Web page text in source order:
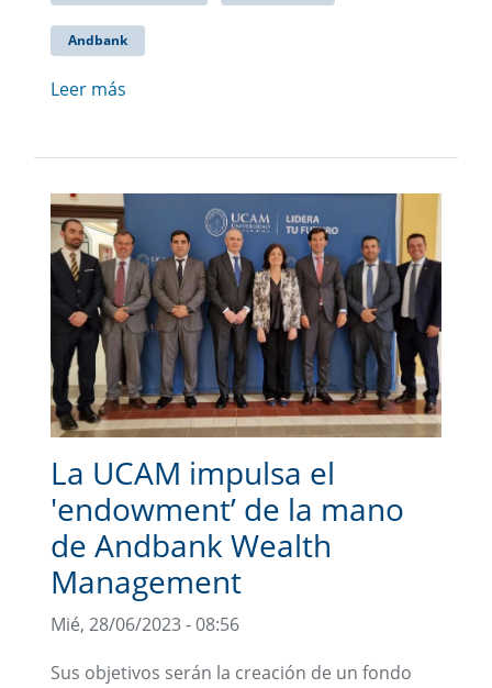
Andbank
Leer más
La UCAM impulsa el
'endowment’ de la mano
de Andbank Wealth
Management
Mié, 28/06/2023 - 08:56
Sus objetivos serán la creación de un fondo